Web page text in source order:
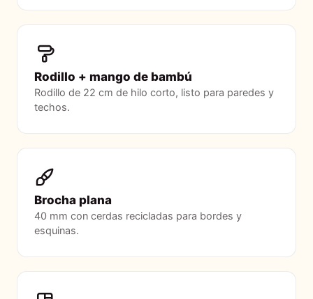
Rodillo + mango de bambú
Rodillo de 22 cm de hilo corto, listo para paredes y
techos.
Brocha plana
40 mm con cerdas recicladas para bordes y
esquinas.